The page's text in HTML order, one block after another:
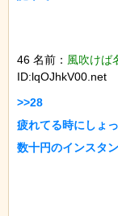
46 名前： 風吹けば
ID:lqOJhkV00.net
>>28
疲れてる時にしょ
数十円のインスタ